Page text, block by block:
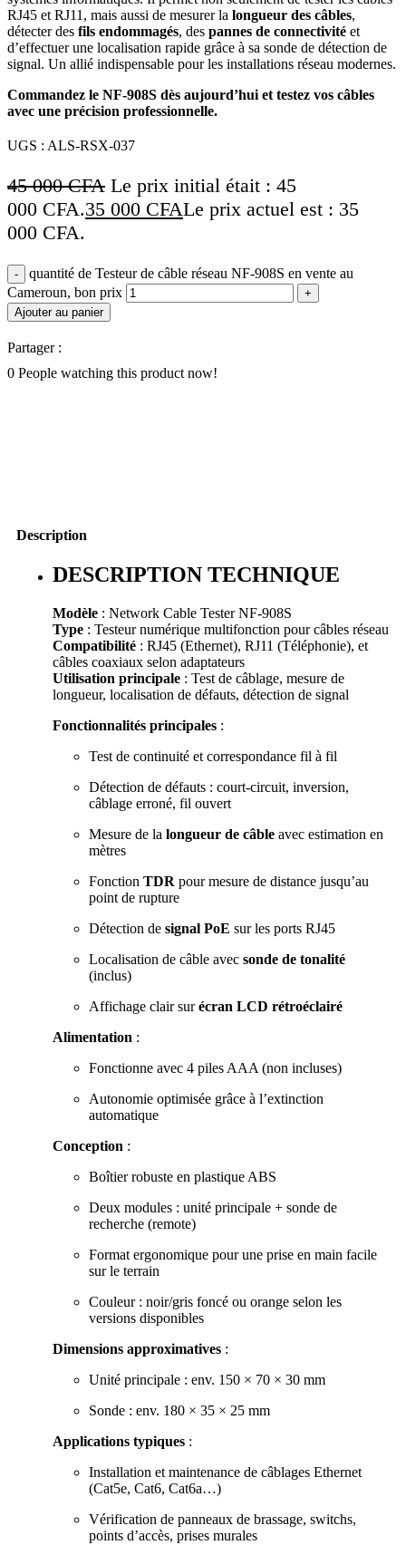
RJ45 et RJ11, mais aussi de mesurer la longueur des câbles,
détecter des fils endommagés, des pannes de connectivité et
d’effectuer une localisation rapide grâce à sa sonde de détection de
signal. Un allié indispensable pour les installations réseau modernes.
Commandez le NF-908S dès aujourd’hui et testez vos câbles
avec une précision professionnelle.
UGS : ALS-RSX-037
45 000CFA Le prix initial était : 45
000 CFA.35 000 CFALe prix actuel est : 35
000 CFA.
quantité de Testeur de câble réseau NF-908S en vente au
Cameroun, bon prix
Ajouter au panier
Partager :
0 People watching this product now!
Description
DESCRIPTION TECHNIQUE
Modèle : Network Cable Tester NF-908S
Type : Testeur numérique multifonction pour câbles réseau
Compatibilité : RJ45 (Ethernet), RJ11 (Téléphonie), et
câbles coaxiaux selon adaptateurs
Utilisation principale : Test de câblage, mesure de
longueur, localisation de défauts, détection de signal
Fonctionnalités principales :
Test de continuité et correspondance fil à fil
Détection de défauts : court-circuit, inversion,
câblage erroné, fil ouvert
Mesure de la longueur de câble avec estimation en
mètres
Fonction TDR pour mesure de distance jusqu’au
point de rupture
Détection de signal PoE sur les ports RJ45
Localisation de câble avec sonde de tonalité
(inclus)
Affichage clair surécran LCD rétroéclairé
Alimentation :
Fonctionne avec 4 piles AAA (non incluses)
Autonomie optimisée grâce à l’extinction
automatique
Conception :
Boîtier robuste en plastique ABS
Deux modules : unité principale + sonde de
recherche (remote)
Format ergonomique pour une prise en main facile
sur le terrain
Couleur : noir/gris foncé ou orange selon les
versions disponibles
Dimensions approximatives :
Unité principale : env. 150 × 70 × 30 mm
Sonde : env. 180 × 35 × 25 mm
Applications typiques :
Installation et maintenance de câblages Ethernet
(Cat5e, Cat6, Cat6a…)
Vérification de panneaux de brassage, switchs,
points d’accès, prises murales